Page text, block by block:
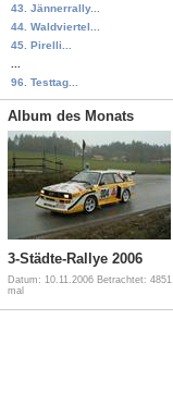
43. Jännerrally...
44. Waldviertel...
45. Pirelli...
96. Testtag...
Album des Monats
3-Städte-Rallye 2006
Datum: 10.11.2006 Betrachtet: 4851
mal